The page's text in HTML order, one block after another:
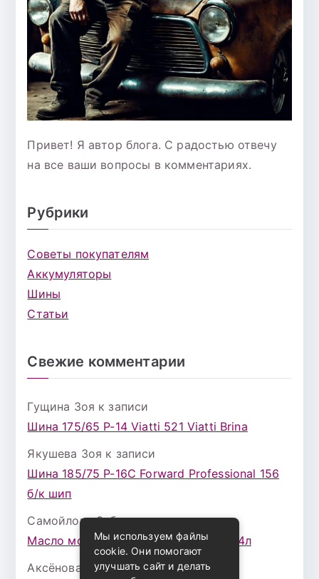
Привет! Я автор блога. С радостью отвечу
на все ваши вопросы в комментариях.
Рубрики
Советы покупателям
Аккумуляторы
Шины
Статьи
Свежие комментарии
Гущина Зоя к записи
Шина 175/65 Р-14 Viatti 521 Viatti Brina
Якушева Зоя к записи
Шина 185/75 Р-16С Forward Professional 156
б/к шип
Самойлова Забавак записи
Масло моторное ZIC X7 (A+) 10W30 4л
Аксёнова Адельк записи
Мы используем файлы
cookie. Они помогают
улучшать сайт и делать